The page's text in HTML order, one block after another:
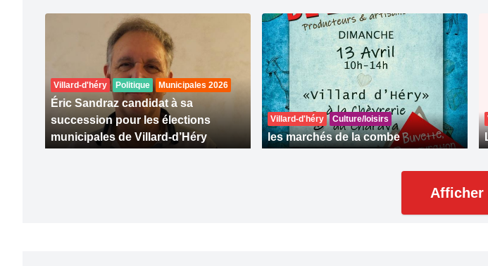
Villard-d'héry Politique Municipales 2026
Éric Sandraz candidat à sa
succession pour les élections
municipales de Villard-d’Héry
Villard-d'héry Culture/loisirs
les marchés de la combe
Afficher